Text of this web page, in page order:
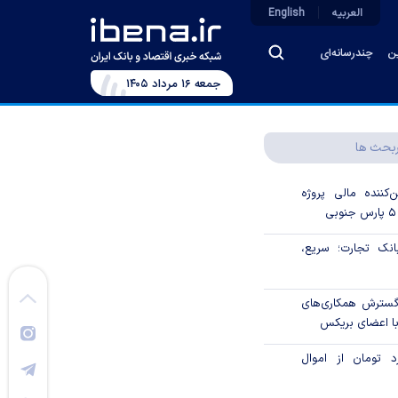
چندرسانه‌ای
العربیه English
جمعه ۱۶ مرداد ۱۴۰۵
ها
مالی پروژه
تجارت؛ سریع،
گسترش همکاری‌های
اعضای بریکس
میلیارد تومان از اموال